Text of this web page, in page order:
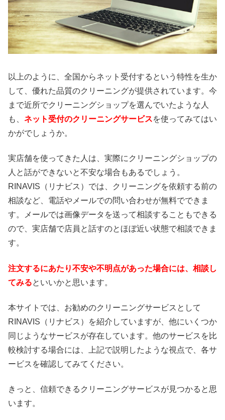
以上のように、全国からネット受付するという特性を生か
して、優れた品質のクリーニングが提供されています。今
まで近所でクリーニングショップを選んでいたような人
も、 ネット受付のクリーニングサービスを使ってみてはい
かがでしょうか。
実店舗を使ってきた人は、実際にクリーニングショップの
人と話ができないと不安な場合もあるでしょう。
RINAVIS（リナビス）では、クリーニングを依頼する前の
相談など、電話やメールでの問い合わせが無料でできま
す。メールでは画像データを送って相談することもできる
ので、実店舗で店員と話すのとほぼ近い状態で相談できま
す。
注文するにあたり不安や不明点があった場合には、相談し
てみるといいかと思います。
本サイトでは、お勧めのクリーニングサービスとして
RINAVIS（リナビス）を紹介していますが、他にいくつか
同じようなサービスが存在しています。他のサービスを比
較検討する場合には、上記で説明したような視点で、各サ
ービスを確認してみてください。
きっと、信頼できるクリーニングサービスが見つかると思
います。